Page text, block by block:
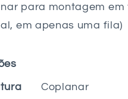
para montagem
em apenas uma fila)
Coplanar